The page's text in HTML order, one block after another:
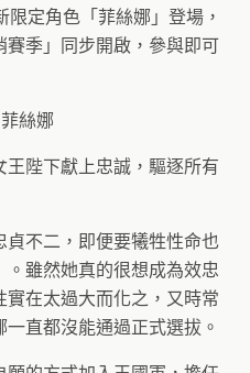
定角色「菲絲娜」登場，
賽季」同步開啟，參與即可
絲娜
王陛下獻上忠誠，驅逐所有
貞不二，即便要犧牲性命也
雖然她真的很想成為效忠
在太過大而化之，又時常
直都沒能通過正式選拔。